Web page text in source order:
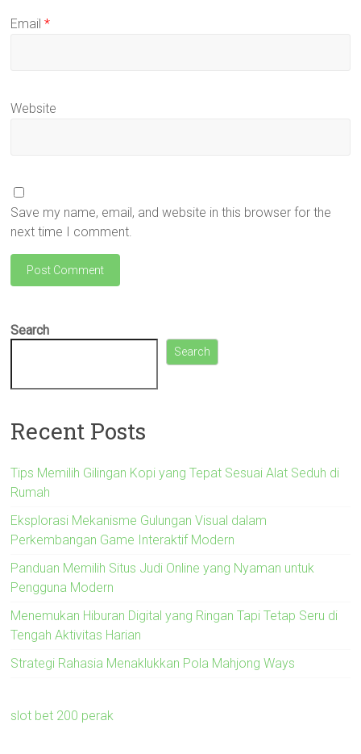
Email*
Website
Save my name, email, and website in this browser for the
next time I comment.
Search
Search
Recent Posts
Tips Memilih Gilingan Kopi yang Tepat Sesuai Alat Seduh di
Rumah
Eksplorasi Mekanisme Gulungan Visual dalam
Perkembangan Game Interaktif Modern
Panduan Memilih Situs Judi Online yang Nyaman untuk
Pengguna Modern
Menemukan Hiburan Digital yang Ringan Tapi Tetap Seru di
Tengah Aktivitas Harian
Strategi Rahasia Menaklukkan Pola Mahjong Ways
slot bet 200 perak